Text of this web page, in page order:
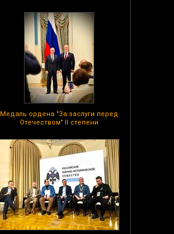
Медаль ордена "За заслуги перед
Отечеством" II степени